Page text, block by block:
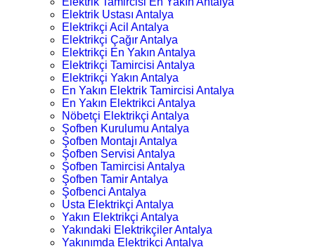
Elektrik Ustası Antalya
Elektrikçi Acil Antalya
Elektrikçi Çağır Antalya
Elektrikçi En Yakın Antalya
Elektrikçi Tamircisi Antalya
Elektrikçi Yakın Antalya
En Yakın Elektrik Tamircisi Antalya
En Yakın Elektrikci Antalya
Nöbetçi Elektrikçi Antalya
Şofben Kurulumu Antalya
Şofben Montajı Antalya
Şofben Servisi Antalya
Şofben Tamircisi Antalya
Şofben Tamir Antalya
Şofbenci Antalya
Usta Elektrikçi Antalya
Yakın Elektrikçi Antalya
Yakındaki Elektrikçiler Antalya
Yakınımda Elektrikçi Antalya